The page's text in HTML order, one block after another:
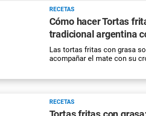
RECETAS
Cómo hacer Tortas
tradicional argentina
Las tortas fritas con grasa
acompañar el mate con su
RECETAS